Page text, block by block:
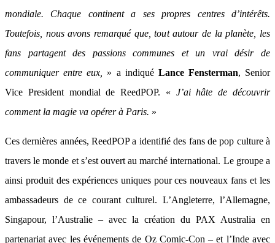
mondiale. Chaque continent a ses propres centres d’intérêts.
Toutefois, nous avons remarqué que, tout autour de la planète, les
fans partagent des passions communes et un vrai désir de
communiquer entre eux,
» a indiqué Lance Fensterman, Senior
Vice President mondial de ReedPOP. « J’ai hâte de découvrir
comment la magie va opérer à Paris. »
Ces dernières années, ReedPOP a identifié des fans de pop culture à
travers le monde et s’est ouvert au marché international. Le groupe a
ainsi produit des expériences uniques pour ces nouveaux fans et les
ambassadeurs de ce courant culturel. L’Angleterre, l’Allemagne,
Singapour, l’Australie – avec la création du PAX Australia en
partenariat avec les événements de Oz Comic-Con – et l’Inde avec